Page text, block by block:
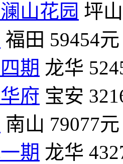
山花园 坪山
福田 59454元
期 龙华
府 宝安
南山 79077元
期 龙华